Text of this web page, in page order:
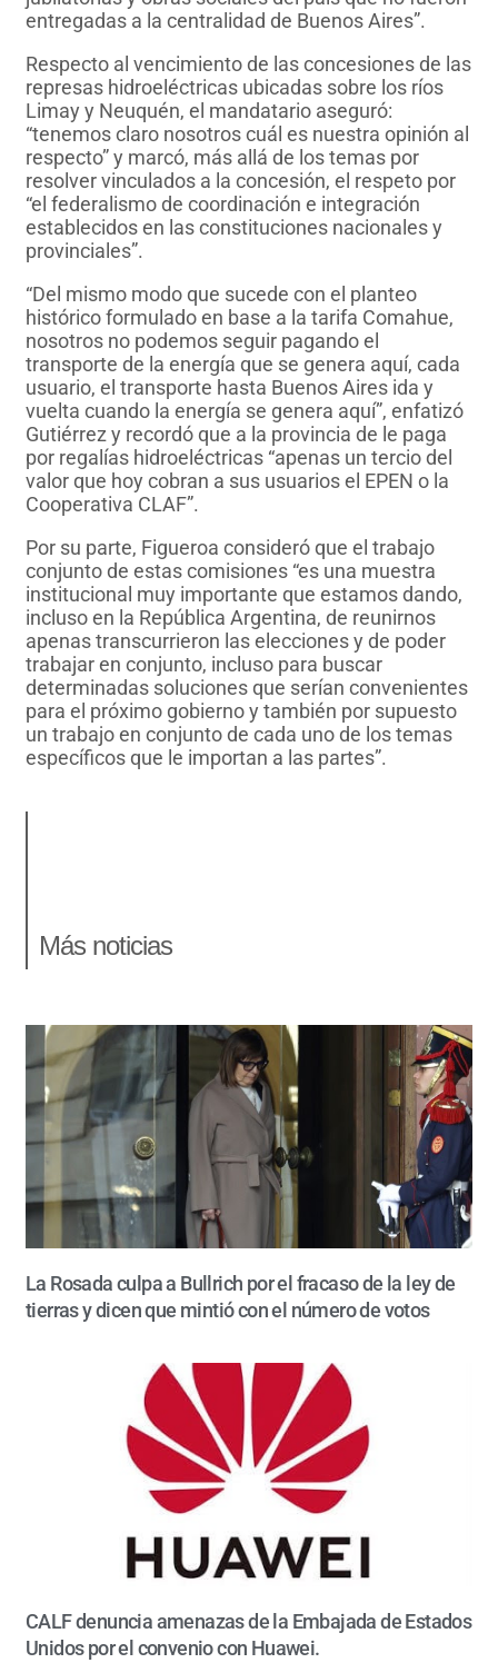
entregadas a la centralidad de Buenos Aires”.
Respecto al vencimiento de las concesiones de las
represas hidroeléctricas ubicadas sobre los ríos
Limay y Neuquén, el mandatario aseguró:
“tenemos claro nosotros cuál es nuestra opinión al
respecto” y marcó, más allá de los temas por
resolver vinculados a la concesión, el respeto por
“el federalismo de coordinación e integración
establecidos en las constituciones nacionales y
provinciales”.
“Del mismo modo que sucede con el planteo
histórico formulado en base a la tarifa Comahue,
nosotros no podemos seguir pagando el
transporte de la energía que se genera aquí, cada
usuario, el transporte hasta Buenos Aires ida y
vuelta cuando la energía se genera aquí”, enfatizó
Gutiérrez y recordó que a la provincia de le paga
por regalías hidroeléctricas “apenas un tercio del
valor que hoy cobran a sus usuarios el EPEN o la
Cooperativa CLAF”.
Por su parte, Figueroa consideró que el trabajo
conjunto de estas comisiones “es una muestra
institucional muy importante que estamos dando,
incluso en la República Argentina, de reunirnos
apenas transcurrieron las elecciones y de poder
trabajar en conjunto, incluso para buscar
determinadas soluciones que serían convenientes
para el próximo gobierno y también por supuesto
un trabajo en conjunto de cada uno de los temas
específicos que le importan a las partes”.
Más noticias
La Rosada culpa a Bullrich por el fracaso de la ley de
tierras y dicen que mintió con el número de votos
CALF denuncia amenazas de la Embajada de Estados
Unidos por el convenio con Huawei.